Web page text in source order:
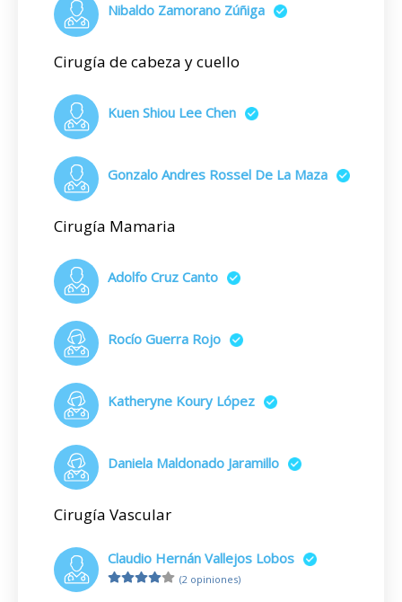
Nibaldo Zamorano Zúñiga
Cirugía de cabeza y cuello
Kuen Shiou Lee Chen
Gonzalo Andres Rossel De La Maza
Cirugía Mamaria
Adolfo Cruz Canto
Rocío Guerra Rojo
Katheryne Koury López
Daniela Maldonado Jaramillo
Cirugía Vascular
Claudio Hernán Vallejos Lobos
(2 opiniones)